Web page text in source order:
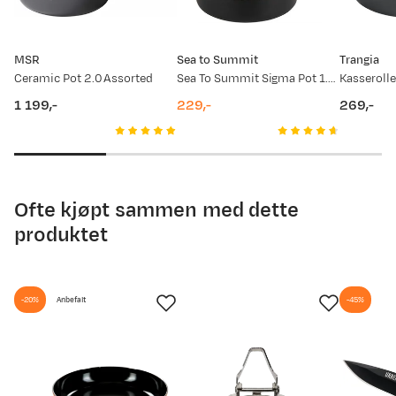
02.06.2026 1 599,-
30.04.2026 1 199,-
06.08.2025 1 599,-
MSR
Ceramic Pot 2.0 Assorted
1 199,-
Sea to Summit
Sea To Summit Sigma Pot 1.9 L Silver
229,-
Trangia
269,-
Ofte kjøpt sammen med dette
produktet
-20% Anbefalt -45%